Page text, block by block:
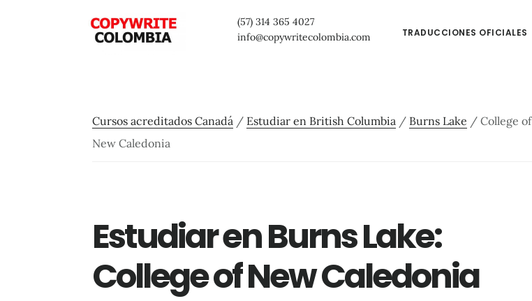
(57) 314 365 4027
info@copywritecolombia.com
TRADUCCIONES OFICIALES
Cursos acreditados Canadá / Estudiar en British Columbia / Burns Lake / College of
New Caledonia
Estudiar en Burns Lake:
College of New Caledonia